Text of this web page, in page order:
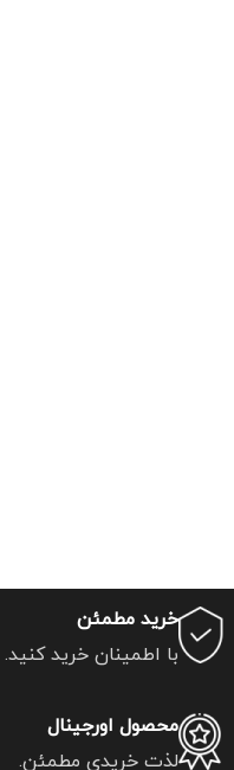
خرید مطمئن
با اطمینان خرید کنید.
محصول اورجینال
لذت خریدی مطمئن.